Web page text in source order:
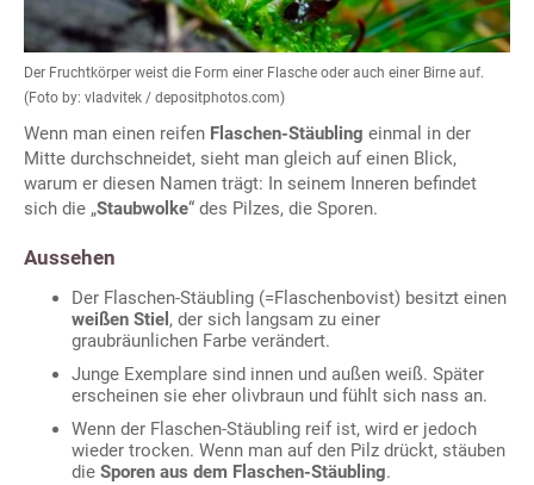
Der Fruchtkörper weist die Form einer Flasche oder auch einer Birne auf.
(Foto by: vladvitek / depositphotos.com)
Wenn man einen reifen Flaschen-Stäubling einmal in der
Mitte durchschneidet, sieht man gleich auf einen Blick,
warum er diesen Namen trägt: In seinem Inneren befindet
sich die „Staubwolke“ des Pilzes, die Sporen.
Aussehen
Der Flaschen-Stäubling (=Flaschenbovist) besitzt einen
weißen Stiel , der sich langsam zu einer
graubräunlichen Farbe verändert.
Junge Exemplare sind innen und außen weiß. Später
erscheinen sie eher olivbraun und fühlt sich nass an.
Wenn der Flaschen-Stäubling reif ist, wird er jedoch
wieder trocken. Wenn man auf den Pilz drückt, stäuben
die Sporen aus dem Flaschen-Stäubling.